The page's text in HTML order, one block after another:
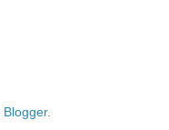
Blogger.